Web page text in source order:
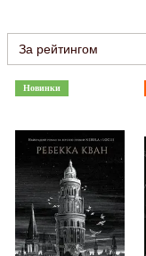
За рейтингом
Новинки